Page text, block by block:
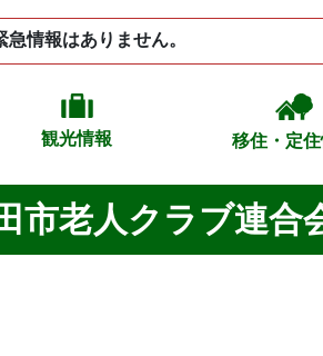
急情報はありません。
観光情報 移住・定
市老人クラブ連合